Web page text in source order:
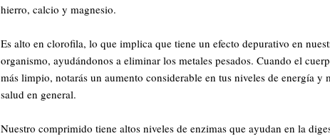
hierro, calcio y magnesio.
Es alto en clorofila, lo que implica que tiene un efecto depurativo en
organismo, ayudándonos a eliminar los metales pesados. Cuando el
más limpio, notarás un aumento considerable en tus niveles de energía y
salud en general.
Nuestro comprimido tiene altos niveles de enzimas que ayudan en la